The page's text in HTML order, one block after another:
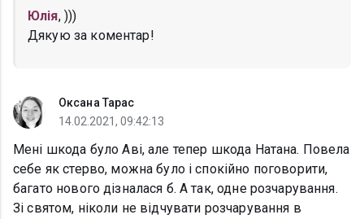
Юлія, )))
Дякую за коментар!
Оксана Тарас
14.02.2021, 09:42:13
Мені шкода було Аві, але тепер шкода Натана. Повела
себе як стерво, можна було і спокійно поговорити,
багато нового дізналася б. А так, одне розчарування.
Зі святом, ніколи не відчувати розчарування в